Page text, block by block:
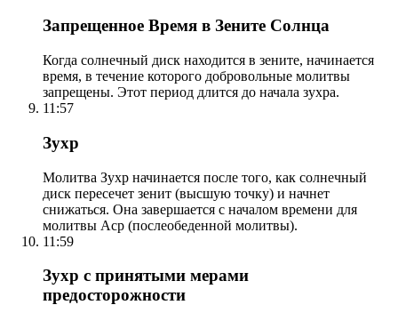
Запрещенное Время в Зените Солнца
Когда солнечный диск находится в зените, начинается
время, в течение которого добровольные молитвы
запрещены. Этот период длится до начала зухра.
11:57
Зухр
Молитва Зухр начинается после того, как солнечный
диск пересечет зенит (высшую точку) и начнет
снижаться. Она завершается с началом времени для
молитвы Аср (послеобеденной молитвы).
11:59
Зухр с принятыми мерами
предосторожности